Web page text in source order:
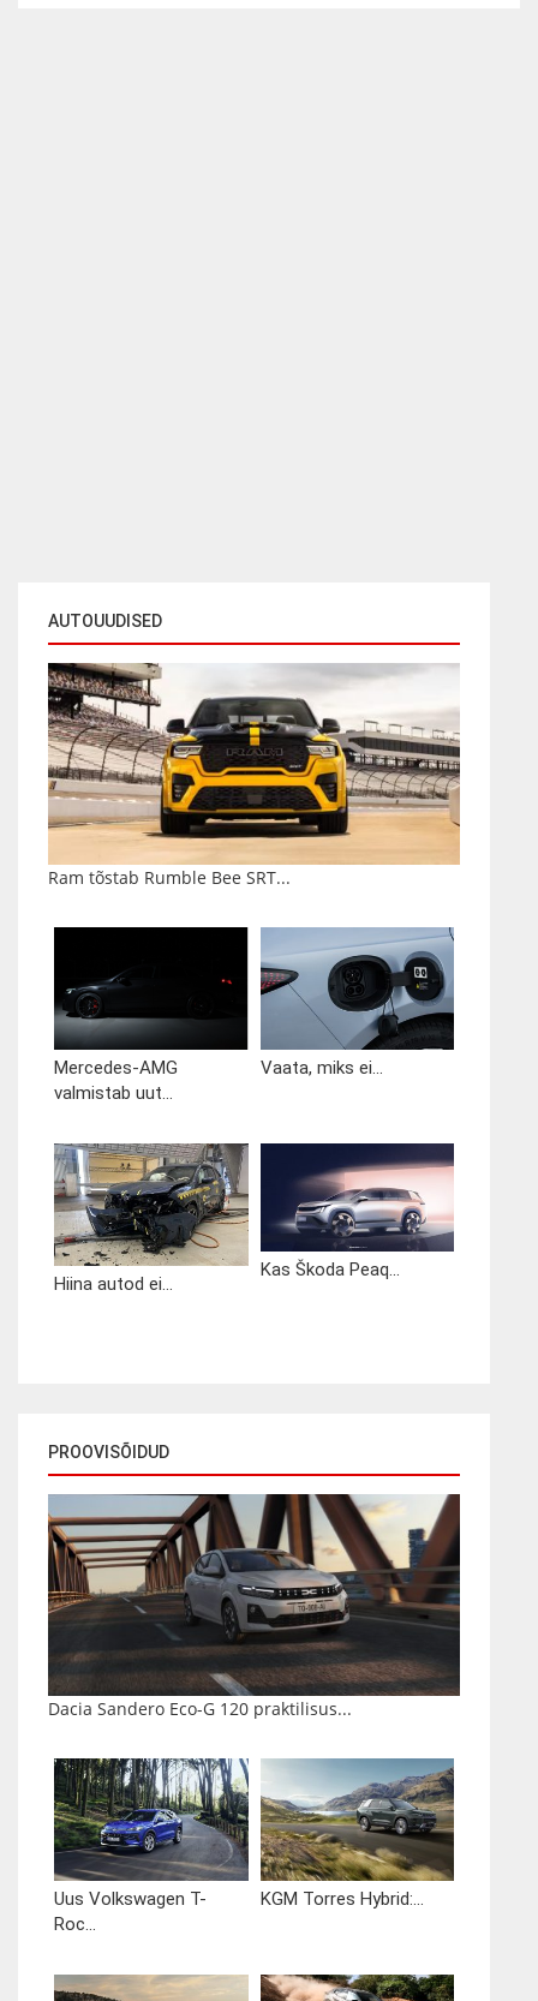
AUTOUUDISED
Ram tõstab Rumble Bee SRT...
Mercedes-AMG
valmistab uut...
Vaata, miks ei...
Hiina autod ei...
Kas Škoda Peaq...
PROOVISÕIDUD
Dacia Sandero Eco-G 120 praktilisus...
Uus Volkswagen T-
Roc...
KGM Torres Hybrid:...